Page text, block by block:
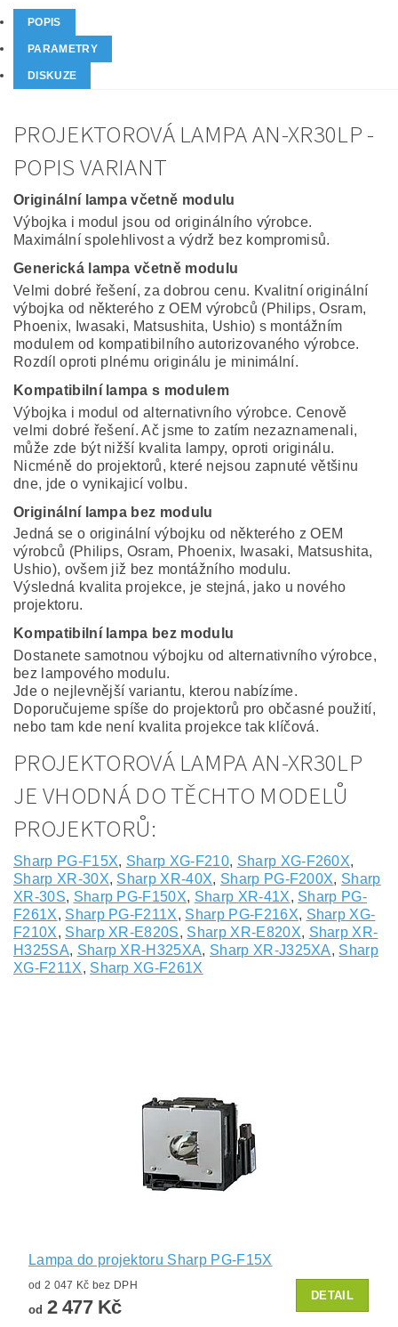
POPIS
PARAMETRY
DISKUZE
PROJEKTOROVÁ LAMPA AN-XR30LP -
POPIS VARIANT
Originální lampa včetně modulu
Výbojka i modul jsou od originálního výrobce.
Maximální spolehlivost a výdrž bez kompromisů.
Generická lampa včetně modulu
Velmi dobré řešení, za dobrou cenu. Kvalitní originální
výbojka od některého z OEM výrobců (Philips, Osram,
Phoenix, Iwasaki, Matsushita, Ushio) s montážním
modulem od kompatibilního autorizovaného výrobce.
Rozdíl oproti plnému originálu je minimální.
Kompatibilní lampa s modulem
Výbojka i modul od alternativního výrobce. Cenově
velmi dobré řešení. Ač jsme to zatím nezaznamenali,
může zde být nižší kvalita lampy, oproti originálu.
Nicméně do projektorů, které nejsou zapnuté většinu
dne, jde o vynikajicí volbu.
Originální lampa bez modulu
Jedná se o originální výbojku od některého z OEM
výrobců (Philips, Osram, Phoenix, Iwasaki, Matsushita,
Ushio), ovšem již bez montážního modulu.
Výsledná kvalita projekce, je stejná, jako u nového
projektoru.
Kompatibilní lampa bez modulu
Dostanete samotnou výbojku od alternativního výrobce,
bez lampového modulu.
Jde o nejlevnější variantu, kterou nabízíme.
Doporučujeme spíše do projektorů pro občasné použití,
nebo tam kde není kvalita projekce tak klíčová.
PROJEKTOROVÁ LAMPA AN-XR30LP
JE VHODNÁ DO TĚCHTO MODELŮ
PROJEKTORŮ:
Sharp PG-F15X, Sharp XG-F210, Sharp XG-F260X,
Sharp XR-30X, Sharp XR-40X, Sharp PG-F200X, Sharp
XR-30S, Sharp PG-F150X, Sharp XR-41X, Sharp PG-
F261X, Sharp PG-F211X, Sharp PG-F216X, Sharp XG-
F210X, Sharp XR-E820S, Sharp XR-E820X, Sharp XR-
H325SA, Sharp XR-H325XA, Sharp XR-J325XA, Sharp
XG-F211X, Sharp XG-F261X
Lampa do projektoru Sharp PG-F15X
od 2 047 Kč bez DPH
od 2 477 Kč
DETAIL